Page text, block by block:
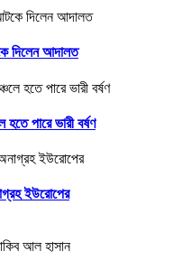
দিলেন আদালত
পারে ভারী বর্ষণ
ইউরোপের